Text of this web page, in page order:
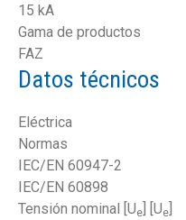
15 kA
Gama de productos
FAZ
Datos técnicos
Eléctrica
Normas
IEC/EN 60947-2
IEC/EN 60898
Tensión nominal [Ue ] [Ue